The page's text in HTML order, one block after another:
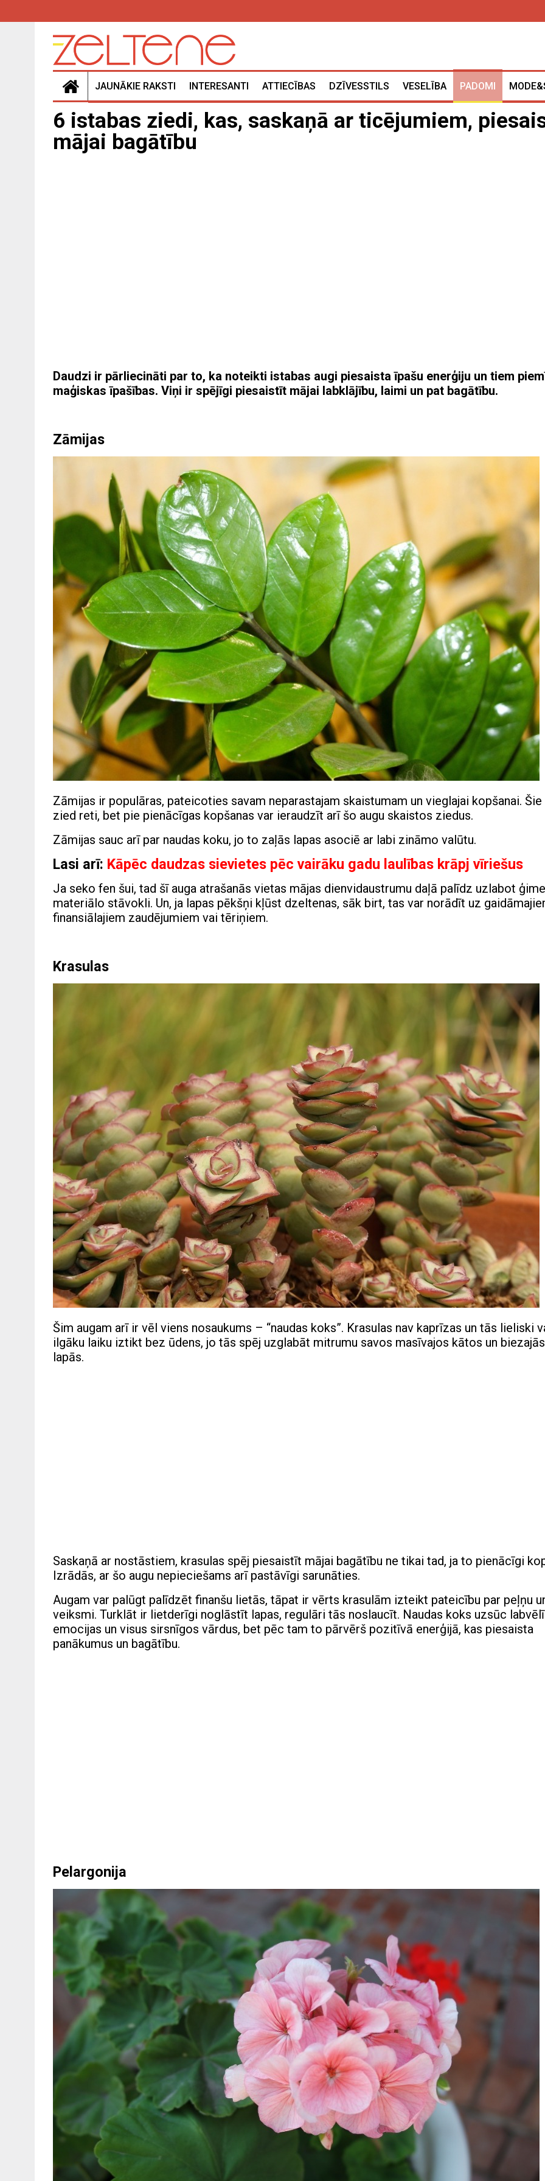
JAUNĀKIE RAKSTI INTERESANTI ATTIECĪBAS DZĪVESSTILS VESELĪBA PADOMI
6 istabas ziedi, kas, saskaņā ar ticējumiem,
mājai bagātību
Daudzi ir pārliecināti par to, ka noteikti istabas augi piesaista īpašu enerģiju un tiem
maģiskas īpašības. Viņi ir spējīgi piesaistīt mājai labklājību, laimi un pat bagātību.
Zāmijas
Zāmijas ir populāras, pateicoties savam neparastajam skaistumam un vieglajai kopšanai. Šie
zied reti, bet pie pienācīgas kopšanas var ieraudzīt arī šo augu skaistos ziedus.
Zāmijas sauc arī par naudas koku, jo to zaļās lapas asociē ar labi zināmo valūtu.
Lasi arī: Kāpēc daudzas sievietes pēc vairāku gadu laulības krāpj vīriešus
Ja seko fen šui, tad šī auga atrašanās vietas mājas dienvidaustrumu daļā palīdz uzlabot
materiālo stāvokli. Un, ja lapas pēkšņi kļūst dzeltenas, sāk birt, tas var norādīt uz
finansiālajiem zaudējumiem vai tēriņiem.
Krasulas
Šim augam arī ir vēl viens nosaukums – “naudas koks”. Krasulas nav kaprīzas un tās lieliski
ilgāku laiku iztikt bez ūdens, jo tās spēj uzglabāt mitrumu savos masīvajos kātos un biezajās
lapās.
Saskaņā ar nostāstiem, krasulas spēj piesaistīt mājai bagātību ne tikai tad, ja to pienācīgi
Izrādās, ar šo augu nepieciešams arī pastāvīgi sarunāties.
Augam var palūgt palīdzēt finanšu lietās, tāpat ir vērts krasulām izteikt pateicību par peļņu
veiksmi. Turklāt ir lietderīgi noglāstīt lapas, regulāri tās noslaucīt. Naudas koks uzsūc
emocijas un visus sirsnīgos vārdus, bet pēc tam to pārvērš pozitīvā enerģijā, kas piesaista
panākumus un bagātību.
Pelargonija